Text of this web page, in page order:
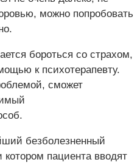
можно попробовать
бороться со страхом,
к психотерапевту.
сможет
безболезненный
пациента вводят